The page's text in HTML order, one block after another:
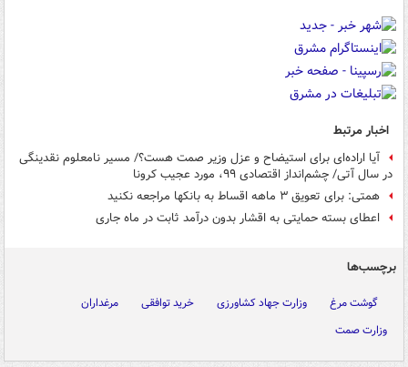
اخبار مرتبط
آیا اراده‌ای برای استیضاح و عزل وزیر صمت هست؟/ مسیر نامعلوم نقدینگی
در سال آتی/ چشم‌انداز اقتصادی ۹۹، مورد عجیب کرونا
همتی: برای تعویق ۳ ماهه اقساط به بانکها مراجعه نکنید
اعطای بسته حمایتی به اقشار بدون درآمد ثابت در ماه جاری
برچسب‌ها
گوشت مرغ وزارت جهاد کشاورزی خرید توافقی
مرغداران
وزارت صمت